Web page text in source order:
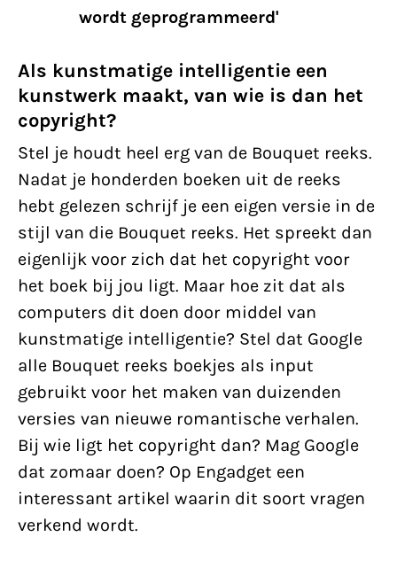
wordt geprogrammeerd'
Als kunstmatige intelligentie een
kunstwerk maakt, van wie is dan het
copyright?
Stel je houdt heel erg van de Bouquet reeks.
Nadat je honderden boeken uit de reeks
hebt gelezen schrijf je een eigen versie in de
stijl van die Bouquet reeks. Het spreekt dan
eigenlijk voor zich dat het copyright voor
het boek bij jou ligt. Maar hoe zit dat als
computers dit doen door middel van
kunstmatige intelligentie? Stel dat Google
alle Bouquet reeks boekjes als input
gebruikt voor het maken van duizenden
versies van nieuwe romantische verhalen.
Bij wie ligt het copyright dan? Mag Google
dat zomaar doen? Op Engadget een
interessant artikel waarin dit soort vragen
verkend wordt.